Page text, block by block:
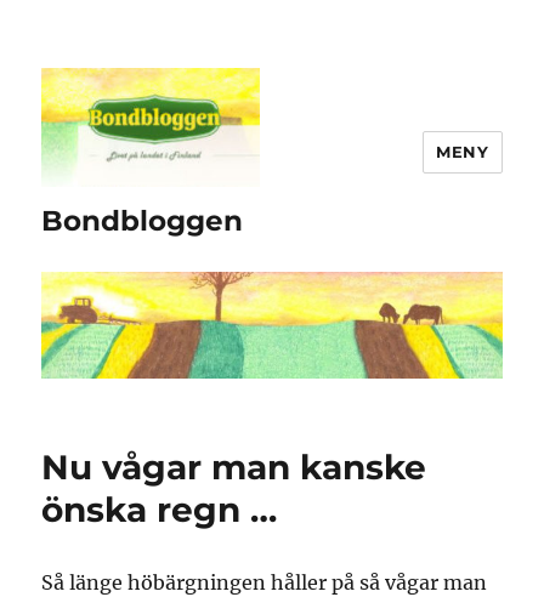
Bondbloggen
MENY
Nu vågar man kanske
önska regn …
Så länge höbärgningen håller på så vågar man